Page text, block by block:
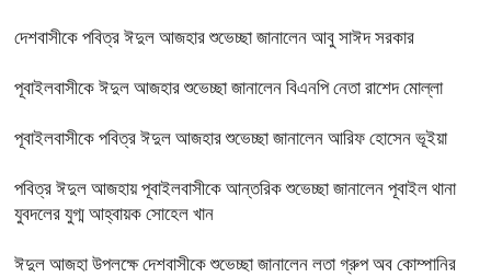
দেশবাসীকে পবিত্র ঈদুল আজহার শুভেচ্ছা জানালেন আবু সাঈদ সরকার
পূবাইলবাসীকে ঈদুল আজহার শুভেচ্ছা জানালেন বিএনপি নেতা রাশেদ মোল্লা
পূবাইলবাসীকে পবিত্র ঈদুল আজহার শুভেচ্ছা জানালেন আরিফ হোসেন ভূইয়া
পবিত্র ঈদুল আজহায় পূবাইলবাসীকে আন্তরিক শুভেচ্ছা জানালেন পূবাইল থানা
যুবদলের যুগ্ম আহ্বায়ক সোহেল খান
ঈদুল আজহা উপলক্ষে দেশবাসীকে শুভেচ্ছা জানালেন লতা গ্রুপ অব কোম্পানির